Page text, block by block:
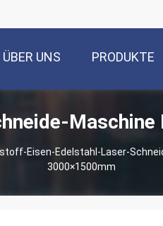
ÜBER UNS PRODUKTE
Maschine
Eisen-Edelstahl-Laser-
3000×1500mm